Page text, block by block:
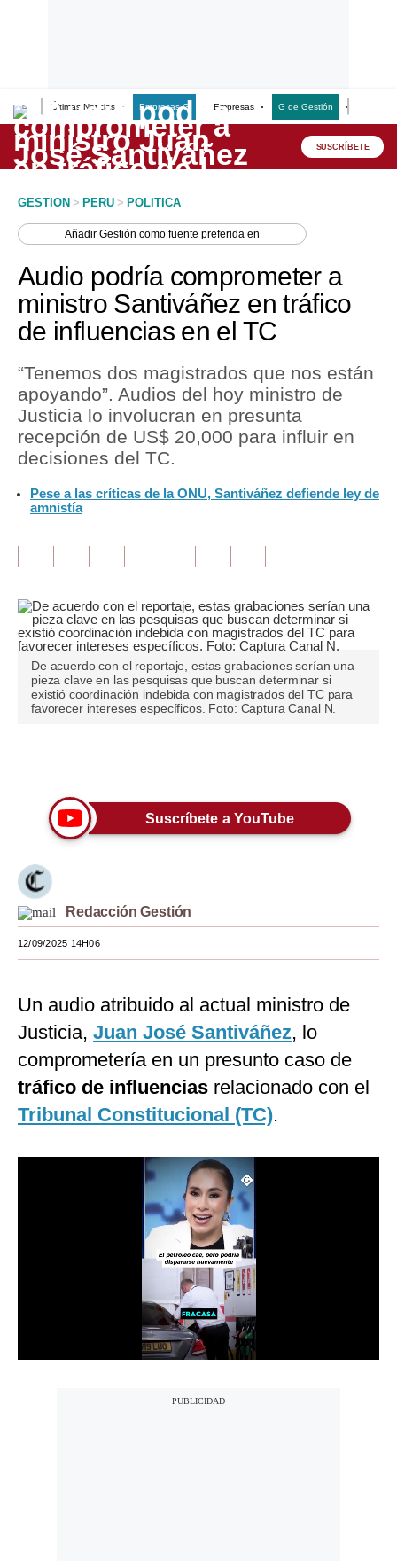
Últimas Noticias Empresas G Empresas G de Gestión
Lo último
Peru Quiosco
Economía
Mercados
Política
Finanzas Personales
Inmobiliarias
Opinión
Editorial
Pregunta de hoy
Blogs
Tendencias
Moda
Mundo
EEUU
México
España
Internacional
Tecnología
SUSCRÍBETE
GESTION > PERU > POLITICA
AñadirGestión como fuente preferida en
Audio podría comprometer a
ministro Santiváñez en tráfico
de influencias en el TC
“Tenemos dos magistrados que nos están
apoyando”. Audios del hoy ministro de
Justicia lo involucran en presunta
recepción de US$ 20,000 para influir en
decisiones del TC.
Pese a las críticas de la ONU, Santiváñez defiende ley de
amnistía
De acuerdo con el reportaje, estas grabaciones serían una
pieza clave en las pesquisas que buscan determinar si
existió coordinación indebida con magistrados del TC para
favorecer intereses específicos. Foto: Captura Canal N.
Suscríbete a YouTube
Redacción Gestión
12/09/2025 14H06
Un audio atribuido al actual ministro de
Justicia, Juan José Santiváñez, lo
comprometería en un presunto caso de
tráfico de influencias relacionado con el
Tribunal Constitucional (TC).